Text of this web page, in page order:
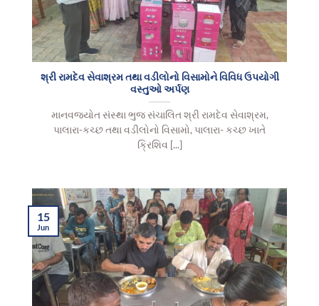
શ્રી રામદેવ સેવાશ્રમ તથા વડીલોનો વિસામોને વિવિધ ઉપયોગી
વસ્તુઓ અર્પણ
માનવજ્યોત સંસ્થા ભુજ સંચાલિત શ્રી રામદેવ સેવાશ્રમ,
પાલારા-કચ્છ તથા વડીલોનો વિસામો, પાલારા- કચ્છ ખાતે
ક્રિશિવ [...]
15
Jun